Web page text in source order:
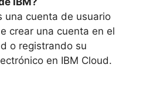
una cuenta de usuario
crear una cuenta en el
o registrando su
en IBM Cloud.